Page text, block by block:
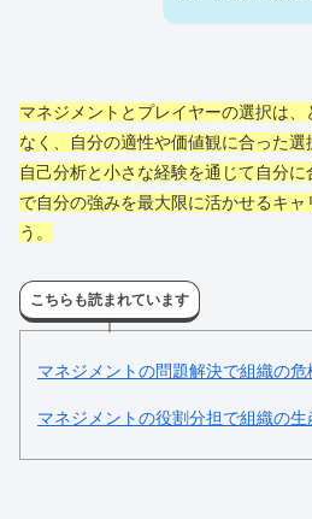
マネジメントとプレイヤーの選択は
なく、自分の適性や価値観に合った選
自己分析と小さな経験を通じて自分
で自分の強みを最大限に活かせるキャ
う。
こちらも読まれています
マネジメントの問題解決で組織の
マネジメントの役割分担で組織の